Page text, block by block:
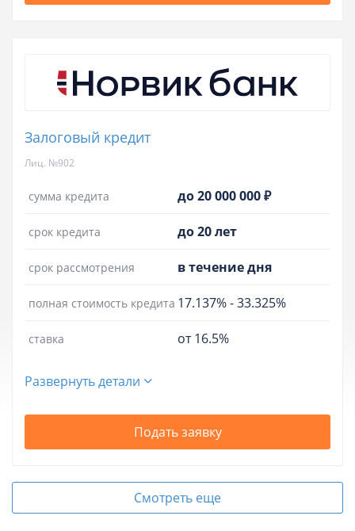
Залоговый кредит
Лиц. №902
сумма кредита до 20 000 000 ₽
срок кредита до 20 лет
срок рассмотрения в течение дня
полная стоимость кредита 17.137%-33.325%
ставка от 16.5%
Развернуть детали
Подать заявку
Смотреть еще